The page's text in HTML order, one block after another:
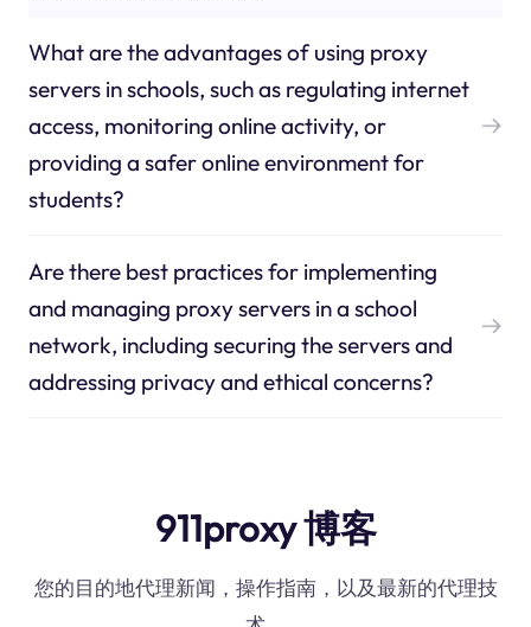
What are the advantages of using proxy
servers in schools, such as regulating internet
access, monitoring online activity, or
providing a safer online environment for
students?
Are there best practices for implementing
and managing proxy servers in a school
network, including securing the servers and
addressing privacy and ethical concerns?
911proxy 博客
您的目的地代理新闻，操作指南，以及最新的代理技